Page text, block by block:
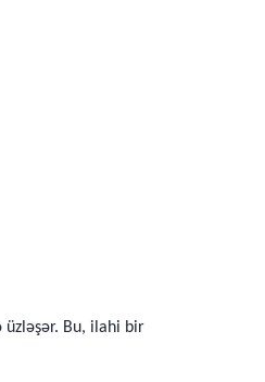
üzləşər. Bu, ilahi bir